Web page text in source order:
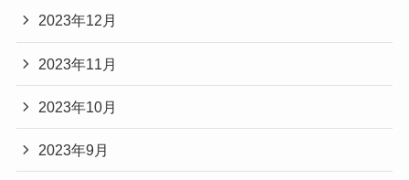
2023年12月
2023年11月
2023年10月
2023年9月